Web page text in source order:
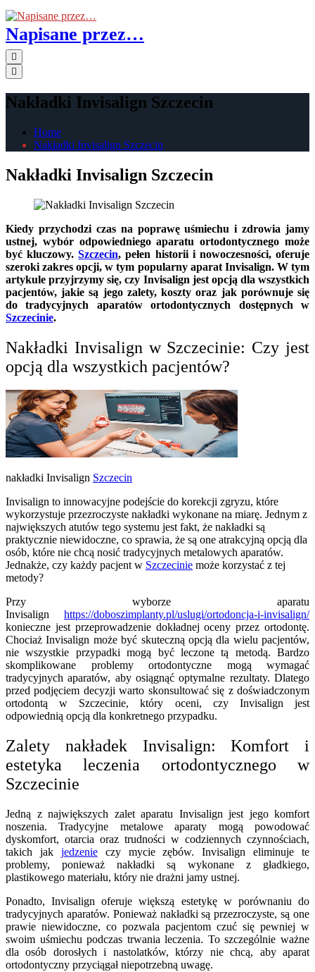
Skip
to
the
content
Napisane przez…
Primary
Menu
Nakładki Invisalign Szczecin
Home
Nakładki Invisalign Szczecin
Nakładki Invisalign Szczecin
Kiedy przychodzi czas na poprawę uśmiechu i zdrowia jamy
ustnej, wybór odpowiedniego aparatu ortodontycznego może
być kluczowy.Szczecin, pełen historii i nowoczesności, oferuje
szeroki zakres opcji, w tym popularny aparat Invisalign. W tym
artykule przyjrzymy się, czy Invisalign jest opcją dla wszystkich
pacjentów, jakie są jego zalety, koszty oraz jak porównuje się
do tradycyjnych aparatów ortodontycznych dostępnych w
Szczecinie.
Nakładki Invisalign w Szczecinie: Czy jest
opcją dla wszystkich pacjentów?
nakładki Invisalign Szczecin
Invisalign to innowacyjne podejście do korekcji zgryzu, które
wykorzystuje przezroczyste nakładki wykonane na miarę. Jednym z
największych atutów tego systemu jest fakt, że nakładki są
praktycznie niewidoczne, co sprawia, że są one atrakcyjną opcją dla
osób, które nie chcą nosić tradycyjnych metalowych aparatów.
Jednakże, czy każdy pacjent w Szczecinie może korzystać z tej
metody?
Przy wyborze aparatu
Invisalign https://doboszimplanty.pl/uslugi/ortodoncja-i-invisalign/
konieczne jest przeprowadzenie dokładnej oceny przez ortodontę.
Chociaż Invisalign może być skuteczną opcją dla wielu pacjentów,
nie wszystkie przypadki mogą być leczone tą metodą. Bardzo
skomplikowane problemy ortodontyczne mogą wymagać
tradycyjnych aparatów, aby osiągnąć optymalne rezultaty. Dlatego
przed podjęciem decyzji warto skonsultować się z doświadczonym
ortodontą w Szczecinie, który oceni, czy Invisalign jest
odpowiednią opcją dla konkretnego przypadku.
Zalety nakładek Invisalign: Komfort i
estetyka leczenia ortodontycznego w
Szczecinie
Jedną z największych zalet aparatu Invisalign jest jego komfort
noszenia. Tradycyjne metalowe aparaty mogą powodować
dyskomfort, otarcia oraz trudności w codziennych czynnościach,
takich jak jedzenieczy mycie zębów. Invisalign eliminuje te
problemy, ponieważ nakładki są wykonane z gładkiego,
plastikowego materiału, który nie drażni jamy ustnej.
Ponadto, Invisalign oferuje większą estetykę w porównaniu do
tradycyjnych aparatów. Ponieważ nakładki są przezroczyste, są one
prawie niewidoczne, co pozwala pacjentom czuć się pewniej w
swoim uśmiechu podczas trwania leczenia. To szczególnie ważne
dla osób dorosłych i nastolatków, którzy nie chcą, aby aparat
ortodontyczny przyciągał niepotrzebną uwagę.